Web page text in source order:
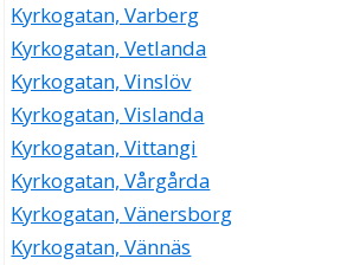
Kyrkogatan, Varberg
Kyrkogatan, Vetlanda
Kyrkogatan, Vinslöv
Kyrkogatan, Vislanda
Kyrkogatan, Vittangi
Kyrkogatan, Vårgårda
Kyrkogatan, Vänersborg
Kyrkogatan, Vännäs